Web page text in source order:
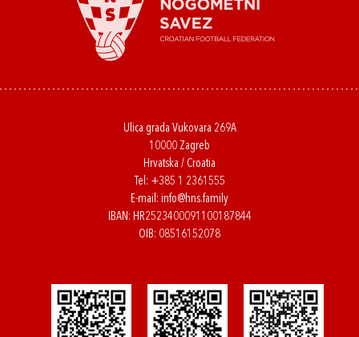
Ulica grada Vukovara 269A
10000 Zagreb
Hrvatska / Croatia
Tel: +385 1 2361555
E-mail: info@hns.family
IBAN: HR2523400091100187844
OIB: 08516152078